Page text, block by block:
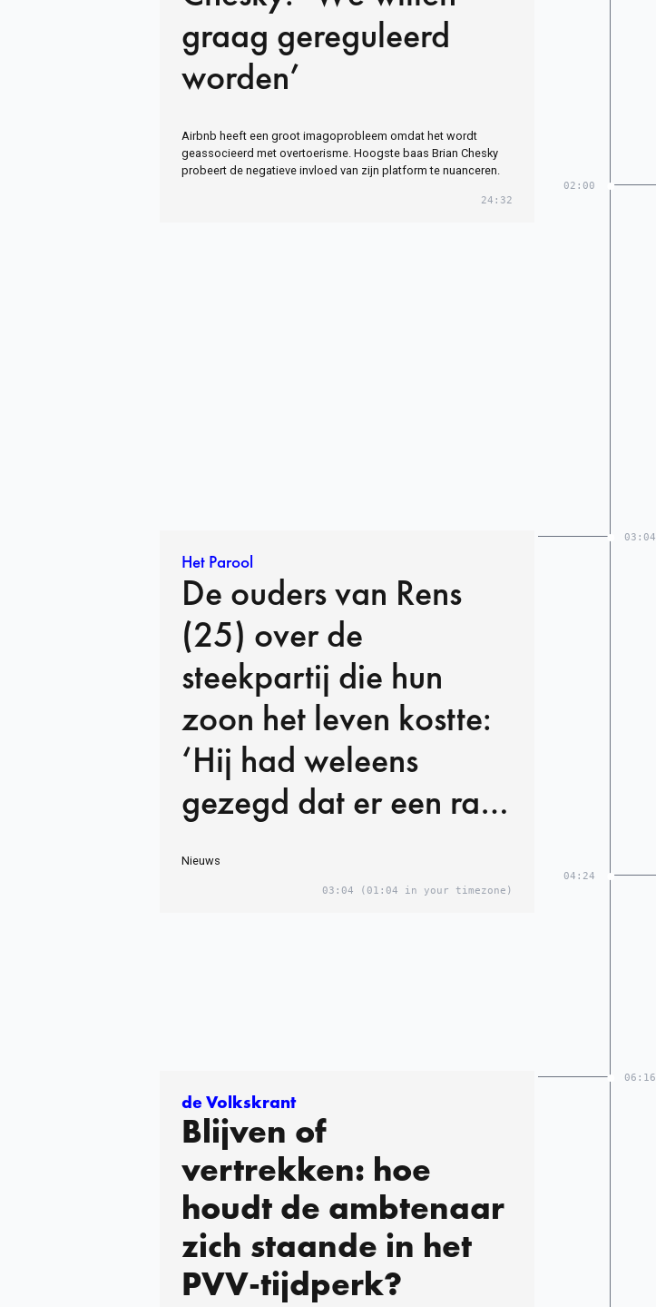
graag gereguleerd
worden’
Airbnb heeft een groot imagoprobleem omdat het wordt
geassocieerd met overtoerisme. Hoogste baas Brian Chesky
probeert de negatieve invloed van zijn platform te nuanceren.
24:32
02:00
03:04
Het Parool
De ouders van Rens
(25) over de
steekpartij die hun
zoon het leven kostte:
‘Hij had weleens
gezegd dat er een rare
man woonde’
Nieuws
03:04 (01:04 in your timezone)
04:24
06:16
de Volkskrant
Blijven of
vertrekken: hoe
houdt de ambtenaar
zich staande in het
PVV-tijdperk?